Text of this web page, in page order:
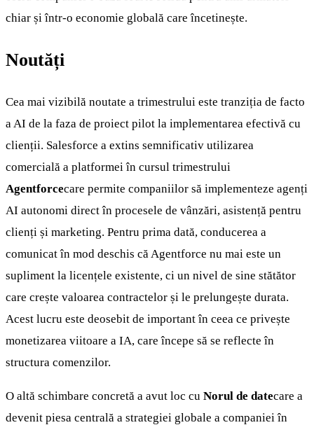
chiar și într-o economie globală care încetinește.
Noutăți
Cea mai vizibilă noutate a trimestrului este tranziția de facto
a AI de la faza de proiect pilot la implementarea efectivă cu
clienții. Salesforce a extins semnificativ utilizarea
comercială a platformei în cursul trimestrului
Agentforcecare permite companiilor să implementeze agenți
AI autonomi direct în procesele de vânzări, asistență pentru
clienți și marketing. Pentru prima dată, conducerea a
comunicat în mod deschis că Agentforce nu mai este un
supliment la licențele existente, ci un nivel de sine stătător
care crește valoarea contractelor și le prelungește durata.
Acest lucru este deosebit de important în ceea ce privește
monetizarea viitoare a IA, care începe să se reflecte în
structura comenzilor.
O altă schimbare concretă a avut loc cu Norul de datecare a
devenit piesa centrală a strategiei globale a companiei în